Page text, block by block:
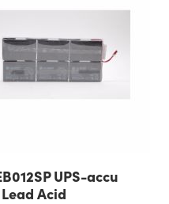
UPS-accu
Acid